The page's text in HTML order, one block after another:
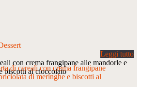
con crema frangipane alle mandorle e
biscotti al cioccolato